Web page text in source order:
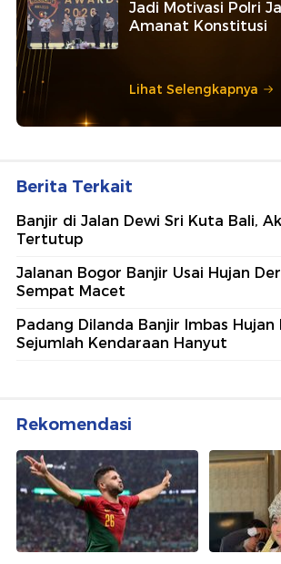
Jadi Motivasi Polri
Amanat Konstitusi
Lihat Selengkapnya
Berita Terkait
Banjir di Jalan Dewi Sri Kuta Bali,
Tertutup
Jalanan Bogor Banjir Usai Hujan
Sempat Macet
Padang Dilanda Banjir Imbas Hujan
Sejumlah Kendaraan Hanyut
Rekomendasi